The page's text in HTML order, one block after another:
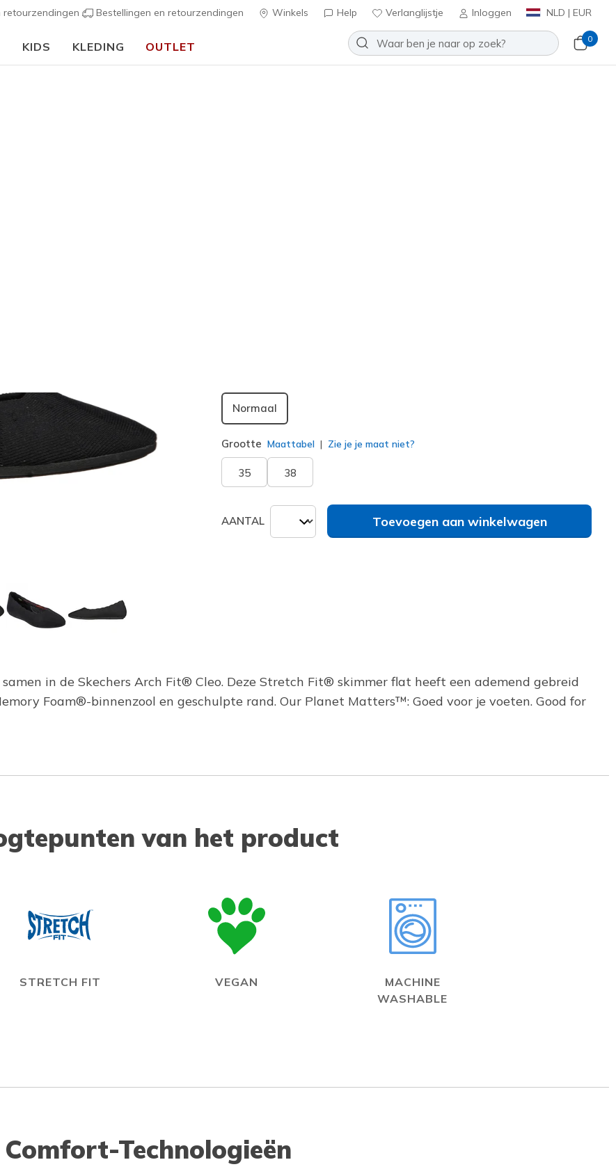
retourzendingen Bestellingen en retourzendingen Winkels Help Verlanglijstje Inloggen NLD | EUR
KIDS KLEDING OUTLET
0
Normaal
Grootte Maattabel Zie je je maat niet?
35 38
AANTAL Toevoegen aan winkelwagen
in de Skechers Arch Fit® Cleo. Deze Stretch Fit® skimmer flat heeft een ademend gebreid
Foam®-binnenzool en geschulpte rand. Our Planet Matters™: Goed voor je voeten. Good for
van het product
STRETCH FIT VEGAN
MACHINE
WASHABLE
Comfort-Technologieën